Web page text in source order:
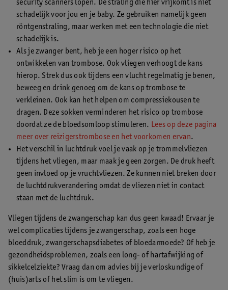
security scanners lopen. De straling die hier vrijkomt is niet
schadelijk voor jou en je baby. Ze gebruiken namelijk geen
röntgenstraling, maar werken met een technologie die niet
schadelijk is.
Als je zwanger bent, heb je een hoger risico op het
ontwikkelen van trombose. Ook vliegen verhoogt de kans
hierop. Strek dus ook tijdens een vlucht regelmatig je benen,
beweeg en drink genoeg om de kans op trombose te
verkleinen. Ook kan het helpen om compressiekousen te
dragen. Deze sokken verminderen het risico op trombose
doordat ze de bloedsomloop stimuleren. Lees op deze pagina
meer over reizigerstrombose en het voorkomen ervan.
Het verschil in luchtdruk voel je vaak op je trommelvliezen
tijdens het vliegen, maar maak je geen zorgen. De druk heeft
geen invloed op je vruchtvliezen. Ze kunnen niet breken door
de luchtdrukverandering omdat de vliezen niet in contact
staan met de luchtdruk.
Vliegen tijdens de zwangerschap kan dus geen kwaad! Ervaar je
wel complicaties tijdens je zwangerschap, zoals een hoge
bloeddruk, zwangerschapsdiabetes of bloedarmoede? Of heb je
gezondheidsproblemen, zoals een long- of hartafwijking of
sikkelcelziekte? Vraag dan om advies bij je verloskundige of
(huis)arts of het slim is om te vliegen.